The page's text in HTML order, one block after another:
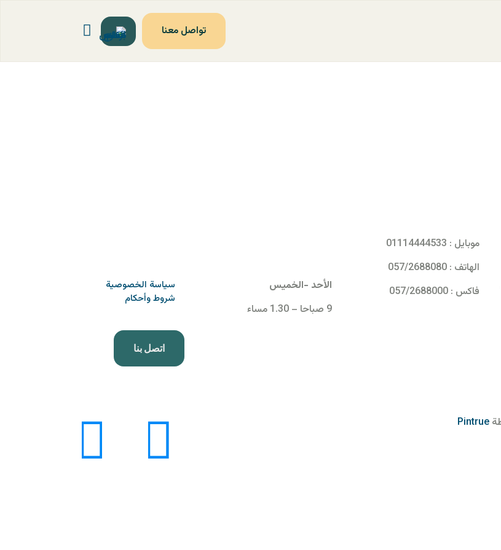
تواصل معنا
موبايل : 01114444533
الهاتف : 057/2688080
فاكس : 057/2688000
الأحد -الخميس
9 صباحا – 1.30 مساء
سياسة الخصوصية
شروط وأحكام
اتصل بنا
Pintrue